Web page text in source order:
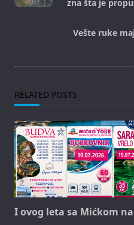
zna šta je
Vešte ruke
RELATED POSTS
I ovog leta sa Mićkom